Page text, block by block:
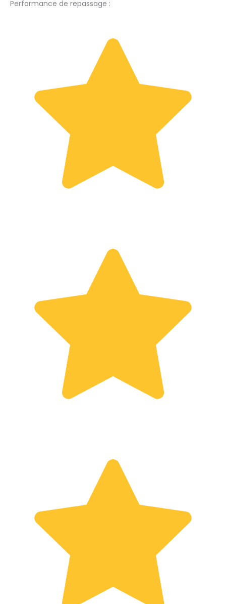
Performance de repassage :